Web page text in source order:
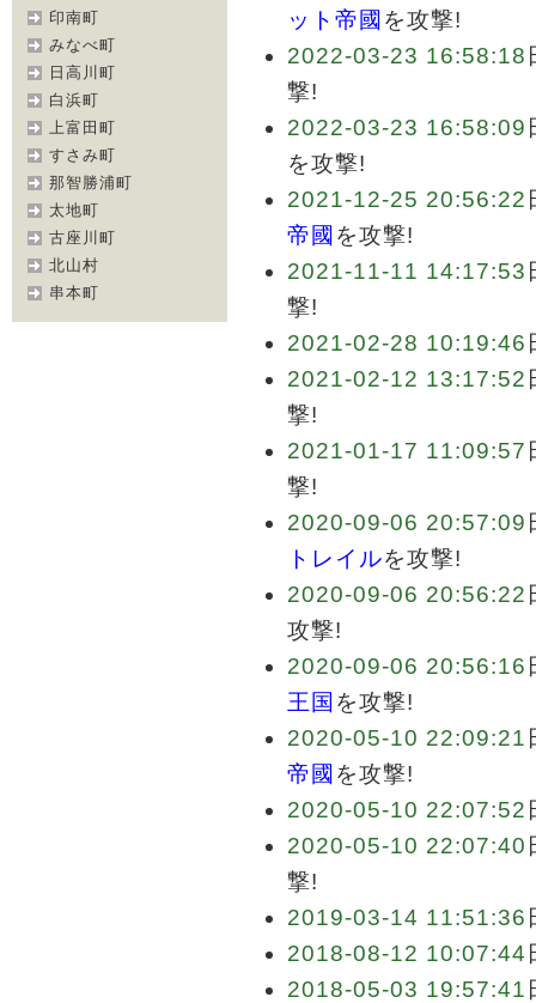
印南町
みなべ町
日高川町
白浜町
上富田町
すさみ町
那智勝浦町
太地町
古座川町
北山村
串本町
ット帝國 を攻撃!
2022-03-23 16:58:18
撃!
2022-03-23 16:58:09
を攻撃!
2021-12-25 20:56:22
帝國 を攻撃!
2021-11-11 14:17:53
撃!
2021-02-28 10:19:46
2021-02-12 13:17:52
撃!
2021-01-17 11:09:57
撃!
2020-09-06 20:57:09
トレイルを攻撃!
2020-09-06 20:56:22
攻撃!
2020-09-06 20:56:16
王国 を攻撃!
2020-05-10 22:09:21
帝國 を攻撃!
2020-05-10 22:07:52
2020-05-10 22:07:40
撃!
2019-03-14 11:51:36
2018-08-12 10:07:44
2018-05-03 19:57:41